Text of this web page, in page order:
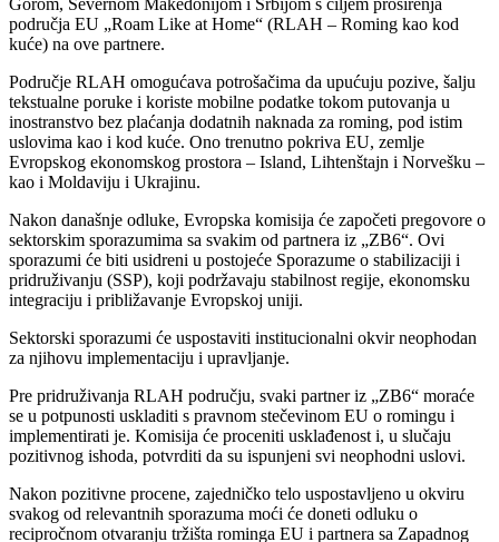
područja EU „Roam Like at Home“ (RLAH – Roming kao kod
kuće) na ove partnere.
Područje RLAH omogućava potrošačima da upućuju pozive, šalju
tekstualne poruke i koriste mobilne podatke tokom putovanja u
inostranstvo bez plaćanja dodatnih naknada za roming, pod istim
uslovima kao i kod kuće. Ono trenutno pokriva EU, zemlje
Evropskog ekonomskog prostora – Island, Lihtenštajn i Norvešku –
kao i Moldaviju i Ukrajinu.
Nakon današnje odluke, Evropska komisija će započeti pregovore o
sektorskim sporazumima sa svakim od partnera iz „ZB6“. Ovi
sporazumi će biti usidreni u postojeće Sporazume o stabilizaciji i
pridruživanju (SSP), koji podržavaju stabilnost regije, ekonomsku
integraciju i približavanje Evropskoj uniji.
Sektorski sporazumi će uspostaviti institucionalni okvir neophodan
za njihovu implementaciju i upravljanje.
Pre pridruživanja RLAH području, svaki partner iz „ZB6“ moraće
se u potpunosti uskladiti s pravnom stečevinom EU o romingu i
implementirati je. Komisija će proceniti usklađenost i, u slučaju
pozitivnog ishoda, potvrditi da su ispunjeni svi neophodni uslovi.
Nakon pozitivne procene, zajedničko telo uspostavljeno u okviru
svakog od relevantnih sporazuma moći će doneti odluku o
recipročnom otvaranju tržišta rominga EU i partnera sa Zapadnog